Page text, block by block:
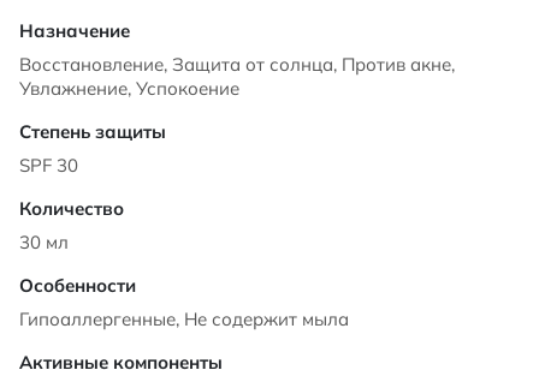
Восстановление, Защита от солнца, Против акне,
Увлажнение, Успокоение
SPF 30
30 мл
Гипоаллергенные, Не содержит мыла